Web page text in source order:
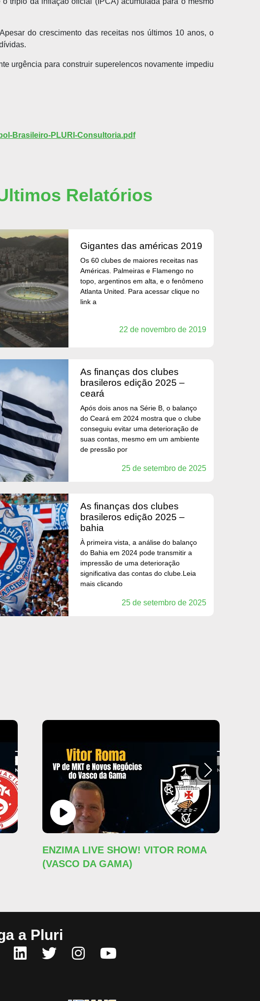
do crescimento das receitas nos últimos 10 anos, o
urgência para construir superelencos novamente impediu
Brasileiro-PLURI-Consultoria.pdf
Relatórios
gigantes das américas 2019
Os 60 clubes de maiores receitas nas
Américas. Palmeiras e Flamengo no
topo, argentinos em alta, e o fenômeno
Atlanta United. Para acessar clique no
link a
22 de novembro de 2019
as finanças dos clubes
brasileros edição 2025 –
ceará
Após dois anos na Série B, o balanço
do Ceará em 2024 mostra que o clube
conseguiu evitar uma deterioração de
suas contas, mesmo em um ambiente
de pressão por
25 de setembro de 2025
as finanças dos clubes
brasileros edição 2025 –
bahia
À primeira vista, a análise do balanço
do Bahia em 2024 pode transmitir a
impressão de uma deterioração
significativa das contas do clube.Leia
mais clicando
25 de setembro de 2025
ENZIMA LIVE SHOW! VITOR ROMA
(VASCO DA GAMA)
a Pluri